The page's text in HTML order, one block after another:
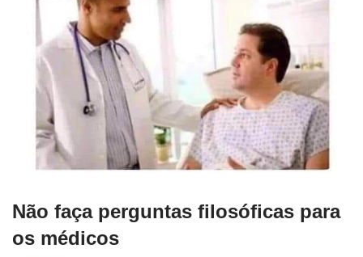
Não faça perguntas filosóficas para
os médicos